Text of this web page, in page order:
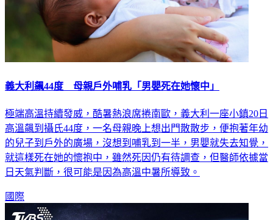
義大利飆44度 母親戶外哺乳「男嬰死在她懷中」
極端高溫持續發威，酷暑熱浪席捲南歐，義大利一座小鎮20日
高溫飆到攝氏44度，一名母親晚上想出門散散步，便抱著年幼
的兒子到戶外的廣場，沒想到哺乳到一半，男嬰就失去知覺，
就這樣死在她的懷抱中，雖然死因仍有待調查，但醫師依據當
日天氣判斷，很可能是因為高溫中暑所導致。
國際